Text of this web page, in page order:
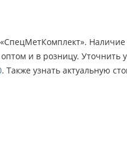
Наличие
и в розницу. Уточнить
. Также узнать актуальную